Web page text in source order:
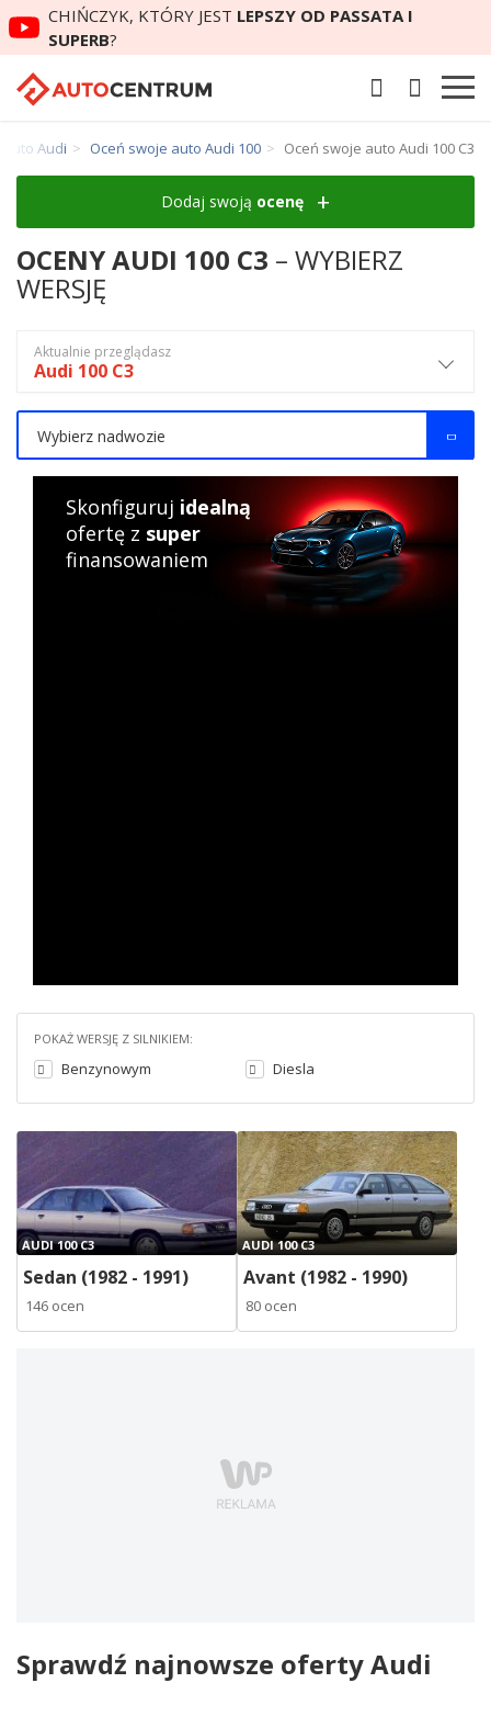
CHIŃCZYK, KTÓRY JEST LEPSZY OD PASSATA I
SUPERB?
Audi Oceń swoje auto Audi 100 Oceń swoje auto Audi 100 C3
POKAŻ WERSJĘ Z SILNIKIEM:
Benzynowym Diesla
AUDI 100 C3
Sedan (1982 - 1991)
146 ocen
AUDI 100 C3
Avant (1982 - 1990)
80 ocen
Sprawdź najnowsze oferty Audi
Dodaj swoją ocenę
OCENY AUDI 100 C3 – WYBIERZ
WERSJĘ
Aktualnie przeglądasz
Audi 100 C3
Wybierz nadwozie
Skonfiguruj idealną
ofertę z super
finansowaniem